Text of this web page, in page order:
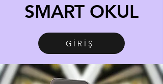
SMART OKUL
GİRİŞ